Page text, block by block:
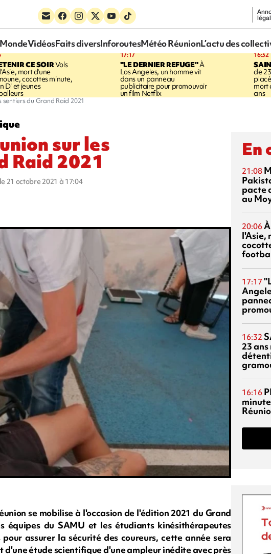
VidéosFaits diversInforoutesMétéo RéunionL’actu des
CE SOIRVols
mort d'une
cocottes minute,
Di et jeunes
17:17
"LE DERNIER REFUGE"À
Los Angeles, un homme vit
dans un panneau
publicitaire pour promouvoir
un film Netflix
16:32
de
mort
ans
sentiers du Grand Raid 2021
sur les
Raid 2021
21 octobre 2021 à 17:04
se mobilise à l'occasion de l'édition 2021 du Grand
équipes du SAMU et les étudiants kinésithérapeutes
assurer la sécurité des coureurs, cette année sera
étude scientifique d'une ampleur inédite avec près
En
21:08
pacte
au
20:06
l'Asie,
17:17
16:32
23
16:16